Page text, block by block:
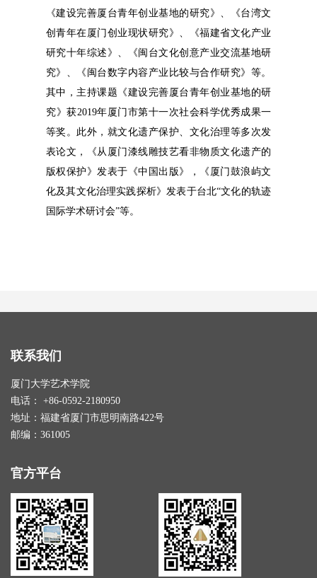
《建设完善厦台青年创业基地的研究》、《台湾文
创青年在厦门创业现状研究》、《福建省文化产业
研究十年综述》、《闽台文化创意产业交流基地研
究》、《闽台数字内容产业比较与合作研究》等。
其中，主持课题《建设完善厦台青年创业基地的研
究》获2019年厦门市第十一次社会科学优秀成果一
等奖。此外，就文化遗产保护、文化治理等多次发
表论文，《从厦门漆线雕技艺看非物质文化遗产的
版权保护》发表于《中国出版》，《厦门鼓浪屿文
化及其文化治理实践探析》发表于台北“文化的轨迹
国际学术研讨会”等。
联系我们
厦门大学艺术学院
电话： +86-0592-2180950
地址：福建省厦门市思明南路422号
邮编：361005
官方平台